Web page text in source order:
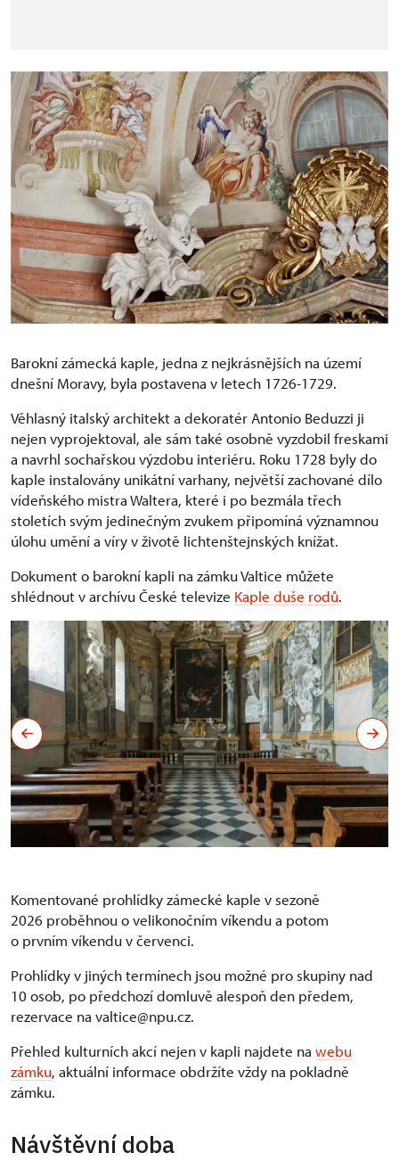
Barokní zámecká kaple, jedna z nejkrásnějších na území
dnešní Moravy, byla postavena v letech 1726-1729.
Věhlasný italský architekt a dekoratér Antonio Beduzzi ji
nejen vyprojektoval, ale sám také osobně vyzdobil freskami
a navrhl sochařskou výzdobu interiéru. Roku 1728 byly do
kaple instalovány unikátní varhany, největší zachované dílo
vídeňského mistra Waltera, které i po bezmála třech
stoletích svým jedinečným zvukem připomíná významnou
úlohu umění a víry v životě lichtenštejnských knížat.
Dokument o barokní kapli na zámku Valtice můžete
shlédnout v archívu České televize Kaple duše rodů.
Komentované prohlídky zámecké kaple v sezoně
2026 proběhnou o velikonočním víkendu a potom
o prvním víkendu v červenci.
Prohlídky v jiných termínech jsou možné pro skupiny nad
10 osob, po předchozí domluvě alespoň den předem,
rezervace na valtice@npu.cz.
Přehled kulturních akcí nejen v kapli najdete na webu
zámku, aktuální informace obdržíte vždy na pokladně
zámku.
Návštěvní doba